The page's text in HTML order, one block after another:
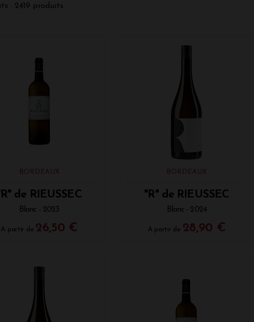
: 2419 produits
BORDEAUX
de RIEUSSEC
Blanc - 2023
A partir de 26,50 €
BORDEAUX
"R" de RIEUSSEC
Blanc - 2024
A partir de 28,90 €